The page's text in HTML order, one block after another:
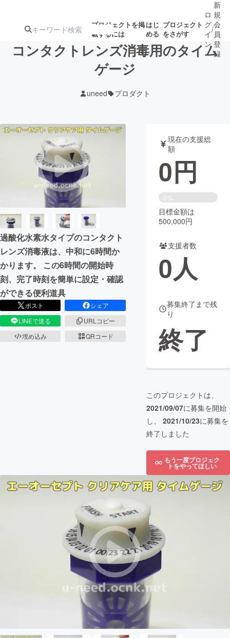
プロジェクトを掲
載するには
はじ
める
プロジェクト
をさがす
注目の新着プロ
ジェクト
ロジェクト
アート・写真 音楽
テクノロジー・ガジェット ゲーム・サ
映像・映画 書籍・雑誌
ビジネス・起業 チャレンジ
まちづくり・地域活性化
CAMPFIRE for Social Good
CAMPFIRE Creation
CAMPFIREふるさと納税
ロ
グ
イ
ン
/
新
規
会
員
登
録
コンタクトレンズ消毒用のタイム
ゲージ
uneed プロダクト
過酸化水素水タイプのコンタクト
レンズ消毒液は、中和に6時間か
かります。 この6時間の開始時
刻、完了時刻を簡単に設定・確認
ができる便利道具
ポスト
シェア
LINEで送る
URLコピー
埋め込み
QRコード
現在の支援総
額
0円
0%
目標金額は
500,000円
支援者数
0人
募集終了まで残
り
終了
このプロジェクトは、
2021/09/07に募集を開始
し、 2021/10/23に募集を
終了しました
もう一度プロジェク
トをやってほしい